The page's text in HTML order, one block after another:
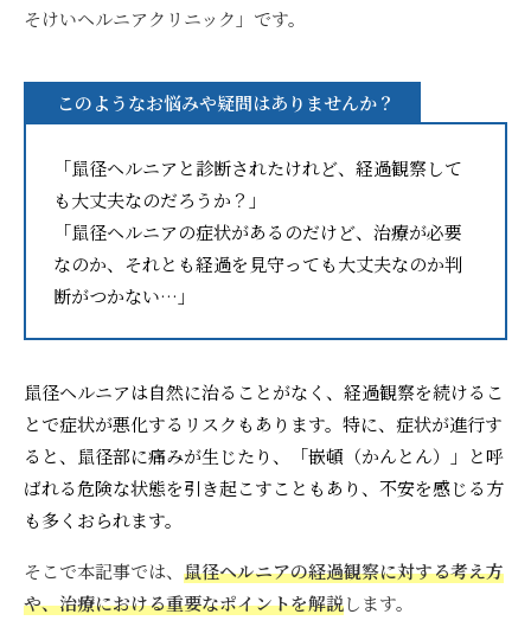
そけいヘルニアクリニック」です。
このようなお悩みや疑問はありませんか？
「鼠径ヘルニアと診断されたけれど、経過観察して
も大丈夫なのだろうか？」
「鼠径ヘルニアの症状があるのだけど、治療が必要
なのか、それとも経過を見守っても大丈夫なのか判
断がつかない…」
鼠径ヘルニアは自然に治ることがなく、経過観察を続けるこ
とで症状が悪化するリスクもあります。特に、症状が進行す
ると、鼠径部に痛みが生じたり、「嵌頓（かんとん）」と呼
ばれる危険な状態を引き起こすこともあり、不安を感じる方
も多くおられます。
そこで本記事では、 鼠径ヘルニアの経過観察に対する考え方
や、治療における重要なポイントを解説します。